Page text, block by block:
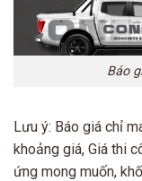
Báo
Lưu ý: Báo giá chỉ
khoảng giá, Giá thi
ứng mong muốn,